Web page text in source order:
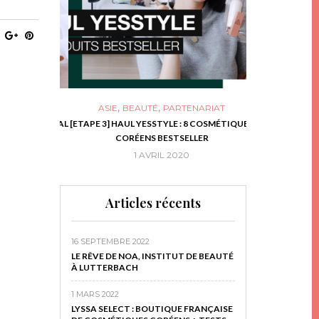
ASIE,BEAUTÉ,PARTENARIAT
[ETAPE 3] HAUL YESSTYLE : 8 COSMÉTIQUES
CORÉENS BESTSELLER
1 AVRIL 2020
Articles récents
16 SEPTEMBRE 2022
LE RÊVE DE NOA, INSTITUT DE BEAUTÉ
À LUTTERBACH
1 MARS 2022
LYSSA SELECT : BOUTIQUE FRANÇAISE